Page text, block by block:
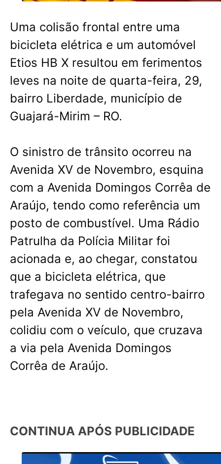
Uma colisão frontal entre uma
bicicleta elétrica e um automóvel
Etios HB X resultou em ferimentos
leves na noite de quarta-feira, 29,
bairro Liberdade, município de
Guajará-Mirim – RO.
O sinistro de trânsito ocorreu na
Avenida XV de Novembro, esquina
com a Avenida Domingos Corrêa de
Araújo, tendo como referência um
posto de combustível. Uma Rádio
Patrulha da Polícia Militar foi
acionada e, ao chegar, constatou
que a bicicleta elétrica, que
trafegava no sentido centro-bairro
pela Avenida XV de Novembro,
colidiu com o veículo, que cruzava
a via pela Avenida Domingos
Corrêa de Araújo.
CONTINUA APÓS PUBLICIDADE